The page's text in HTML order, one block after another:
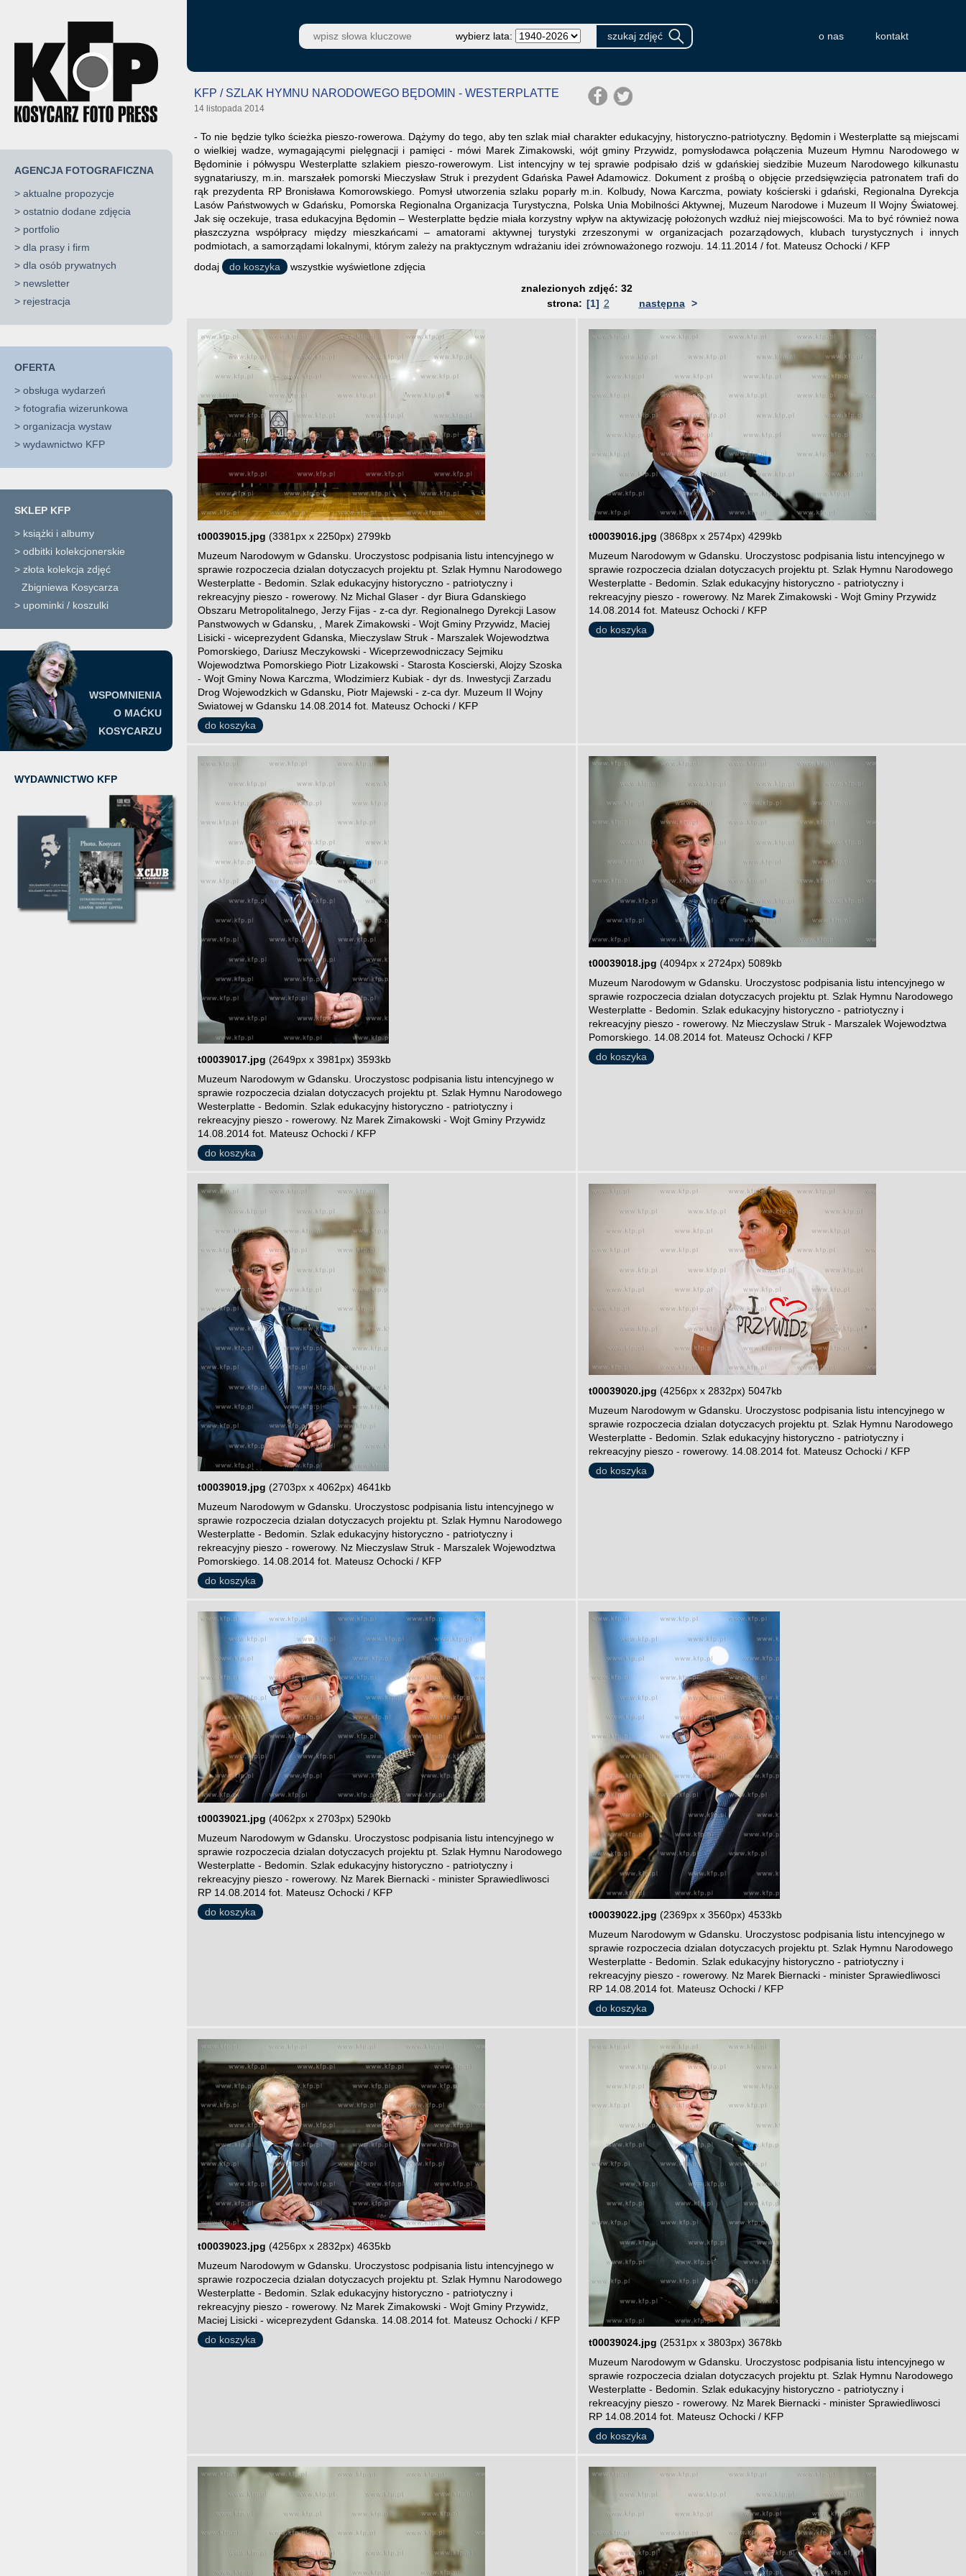
AGENCJA FOTOGRAFICZNA
> aktualne propozycje
> ostatnio dodane zdjęcia
> portfolio
> dla prasy i firm
> dla osób prywatnych
> newsletter
> rejestracja
OFERTA
> obsługa wydarzeń
> fotografia wizerunkowa
> organizacja wystaw
> wydawnictwo KFP
SKLEP KFP
> książki i albumy
> odbitki kolekcjonerskie
> złota kolekcja zdjęć
Zbigniewa Kosycarza
> upominki / koszulki
WSPOMNIENIA
O MAĆKU
KOSYCARZU
WYDAWNICTWO KFP
wybierz lata: o nas kontakt
KFP / SZLAK HYMNU NARODOWEGO BĘDOMIN - WESTERPLATTE
14 listopada 2014
- To nie będzie tylko ścieżka pieszo-rowerowa. Dążymy do tego, aby ten szlak miał charakter edukacyjny, historyczno-patriotyczny. Będomin i Westerplatte są miejscami
o wielkiej wadze, wymagającymi pielęgnacji i pamięci - mówi Marek Zimakowski, wójt gminy Przywidz, pomysłodawca połączenia Muzeum Hymnu Narodowego w
Będominie i półwyspu Westerplatte szlakiem pieszo-rowerowym. List intencyjny w tej sprawie podpisało dziś w gdańskiej siedzibie Muzeum Narodowego kilkunastu
sygnatariuszy, m.in. marszałek pomorski Mieczysław Struk i prezydent Gdańska Paweł Adamowicz. Dokument z prośbą o objęcie przedsięwzięcia patronatem trafi do
rąk prezydenta RP Bronisława Komorowskiego. Pomysł utworzenia szlaku poparły m.in. Kolbudy, Nowa Karczma, powiaty kościerski i gdański, Regionalna Dyrekcja
Lasów Państwowych w Gdańsku, Pomorska Regionalna Organizacja Turystyczna, Polska Unia Mobilności Aktywnej, Muzeum Narodowe i Muzeum II Wojny Światowej.
Jak się oczekuje, trasa edukacyjna Będomin – Westerplatte będzie miała korzystny wpływ na aktywizację położonych wzdłuż niej miejscowości. Ma to być również nowa
płaszczyzna współpracy między mieszkańcami – amatorami aktywnej turystyki zrzeszonymi w organizacjach pozarządowych, klubach turystycznych i innych
podmiotach, a samorządami lokalnymi, którym zależy na praktycznym wdrażaniu idei zrównoważonego rozwoju. 14.11.2014 / fot. Mateusz Ochocki / KFP
dodaj
do koszyka
wszystkie wyświetlone zdjęcia
znalezionych zdjęć: 32
strona: [1] 2 następna >
t00039015.jpg (3381px x 2250px) 2799kb
Muzeum Narodowym w Gdansku. Uroczystosc podpisania listu intencyjnego w
sprawie rozpoczecia dzialan dotyczacych projektu pt. Szlak Hymnu Narodowego
Westerplatte - Bedomin. Szlak edukacyjny historyczno - patriotyczny i
rekreacyjny pieszo - rowerowy. Nz Michal Glaser - dyr Biura Gdanskiego
Obszaru Metropolitalnego, Jerzy Fijas - z-ca dyr. Regionalnego Dyrekcji Lasow
Panstwowych w Gdansku, , Marek Zimakowski - Wojt Gminy Przywidz, Maciej
Lisicki - wiceprezydent Gdanska, Mieczyslaw Struk - Marszalek Wojewodztwa
Pomorskiego, Dariusz Meczykowski - Wiceprzewodniczacy Sejmiku
Wojewodztwa Pomorskiego Piotr Lizakowski - Starosta Koscierski, Alojzy Szoska
- Wojt Gminy Nowa Karczma, Wlodzimierz Kubiak - dyr ds. Inwestycji Zarzadu
Drog Wojewodzkich w Gdansku, Piotr Majewski - z-ca dyr. Muzeum II Wojny
Swiatowej w Gdansku 14.08.2014 fot. Mateusz Ochocki / KFP
do koszyka
t00039016.jpg (3868px x 2574px) 4299kb
Muzeum Narodowym w Gdansku. Uroczystosc podpisania listu intencyjnego w
sprawie rozpoczecia dzialan dotyczacych projektu pt. Szlak Hymnu Narodowego
Westerplatte - Bedomin. Szlak edukacyjny historyczno - patriotyczny i
rekreacyjny pieszo - rowerowy. Nz Marek Zimakowski - Wojt Gminy Przywidz
14.08.2014 fot. Mateusz Ochocki / KFP
do koszyka
t00039017.jpg (2649px x 3981px) 3593kb
Muzeum Narodowym w Gdansku. Uroczystosc podpisania listu intencyjnego w
sprawie rozpoczecia dzialan dotyczacych projektu pt. Szlak Hymnu Narodowego
Westerplatte - Bedomin. Szlak edukacyjny historyczno - patriotyczny i
rekreacyjny pieszo - rowerowy. Nz Marek Zimakowski - Wojt Gminy Przywidz
14.08.2014 fot. Mateusz Ochocki / KFP
do koszyka
t00039018.jpg (4094px x 2724px) 5089kb
Muzeum Narodowym w Gdansku. Uroczystosc podpisania listu intencyjnego w
sprawie rozpoczecia dzialan dotyczacych projektu pt. Szlak Hymnu Narodowego
Westerplatte - Bedomin. Szlak edukacyjny historyczno - patriotyczny i
rekreacyjny pieszo - rowerowy. Nz Mieczyslaw Struk - Marszalek Wojewodztwa
Pomorskiego. 14.08.2014 fot. Mateusz Ochocki / KFP
do koszyka
t00039019.jpg (2703px x 4062px) 4641kb
Muzeum Narodowym w Gdansku. Uroczystosc podpisania listu intencyjnego w
sprawie rozpoczecia dzialan dotyczacych projektu pt. Szlak Hymnu Narodowego
Westerplatte - Bedomin. Szlak edukacyjny historyczno - patriotyczny i
rekreacyjny pieszo - rowerowy. Nz Mieczyslaw Struk - Marszalek Wojewodztwa
Pomorskiego. 14.08.2014 fot. Mateusz Ochocki / KFP
do koszyka
t00039020.jpg (4256px x 2832px) 5047kb
Muzeum Narodowym w Gdansku. Uroczystosc podpisania listu intencyjnego w
sprawie rozpoczecia dzialan dotyczacych projektu pt. Szlak Hymnu Narodowego
Westerplatte - Bedomin. Szlak edukacyjny historyczno - patriotyczny i
rekreacyjny pieszo - rowerowy. 14.08.2014 fot. Mateusz Ochocki / KFP
do koszyka
t00039021.jpg (4062px x 2703px) 5290kb
Muzeum Narodowym w Gdansku. Uroczystosc podpisania listu intencyjnego w
sprawie rozpoczecia dzialan dotyczacych projektu pt. Szlak Hymnu Narodowego
Westerplatte - Bedomin. Szlak edukacyjny historyczno - patriotyczny i
rekreacyjny pieszo - rowerowy. Nz Marek Biernacki - minister Sprawiedliwosci
RP 14.08.2014 fot. Mateusz Ochocki / KFP
do koszyka
t00039022.jpg (2369px x 3560px) 4533kb
Muzeum Narodowym w Gdansku. Uroczystosc podpisania listu intencyjnego w
sprawie rozpoczecia dzialan dotyczacych projektu pt. Szlak Hymnu Narodowego
Westerplatte - Bedomin. Szlak edukacyjny historyczno - patriotyczny i
rekreacyjny pieszo - rowerowy. Nz Marek Biernacki - minister Sprawiedliwosci
RP 14.08.2014 fot. Mateusz Ochocki / KFP
do koszyka
t00039023.jpg (4256px x 2832px) 4635kb
Muzeum Narodowym w Gdansku. Uroczystosc podpisania listu intencyjnego w
sprawie rozpoczecia dzialan dotyczacych projektu pt. Szlak Hymnu Narodowego
Westerplatte - Bedomin. Szlak edukacyjny historyczno - patriotyczny i
rekreacyjny pieszo - rowerowy. Nz Marek Zimakowski - Wojt Gminy Przywidz,
Maciej Lisicki - wiceprezydent Gdanska. 14.08.2014 fot. Mateusz Ochocki / KFP
do koszyka
t00039024.jpg (2531px x 3803px) 3678kb
Muzeum Narodowym w Gdansku. Uroczystosc podpisania listu intencyjnego w
sprawie rozpoczecia dzialan dotyczacych projektu pt. Szlak Hymnu Narodowego
Westerplatte - Bedomin. Szlak edukacyjny historyczno - patriotyczny i
rekreacyjny pieszo - rowerowy. Nz Marek Biernacki - minister Sprawiedliwosci
RP 14.08.2014 fot. Mateusz Ochocki / KFP
do koszyka